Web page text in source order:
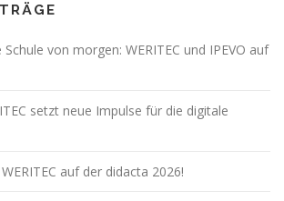
von morgen: WERITEC und IPEVO auf
setzt neue Impulse für die digitale
auf der didacta 2026!